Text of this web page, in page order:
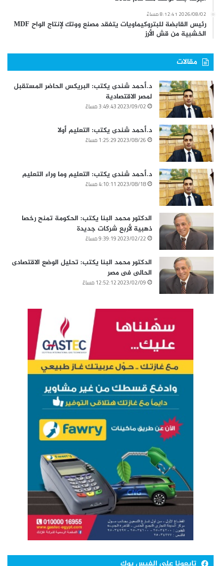
2026/08/02 8:12:41 مساءً
رئيس القابضة للبتروكيماويات يتفقد مصنع ووتك لإنتاج الواح MDF
الخشبية من قش الأرز
مقالات
د.أحمد شندى يكتب: البريكس الحاضر المستقبل
لمصر الاقتصادية
2023/09/02 3:49:43 مساءً
د.أحمد شندى يكتب: التعليم أولا
2023/08/26 1:25:29 مساءً
د.أحمد شندى يكتب: التعليم وما وراء التعليم
2023/08/18 4:10:11 مساءً
الدكتور محمد البنا يكتب: الحكومة تمنح رخصا
ذهبية لأربع شركات جديدة
2023/02/22 9:39:19 مساءً
الدكتور محمد البنا يكتب: تحليل الوضع الاقتصادى
الحالى فى مصر
2023/02/09 12:52:12 مساءً